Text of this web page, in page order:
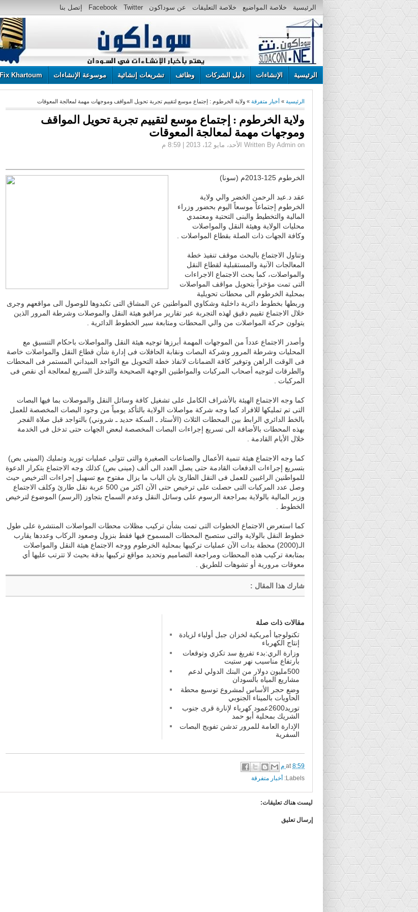
الرئيسية خلاصة المواضيع خلاصة التعليقات عن سوداكون Twitter
Facebook إتصل بنا
الرئيسية الإنشاءات دليل الشركات وظائف تشريعات إنشائية موسوعة الإنشاءات Fix Khartoum
الرئيسية » أخبار متفرقة » ولاية الخرطوم : إجتماع موسع لتقييم تجربة تحويل المواقف وموجهات مهمة لمعالجة المعوقات
ولاية الخرطوم : إجتماع موسع لتقييم تجربة تحويل المواقف
وموجهات مهمة لمعالجة المعوقات
Written By Admin on الأحد، مايو 12، 2013 | 8:59 م
الخرطوم 125-2013م (سونا)
عقد د.عبد الرحمن الخضر والي ولاية
الخرطوم إجتماعاً موسعاً اليوم بحضور وزراء
المالية والتخطيط والبنى التحتية ومعتمدي
محليات الولاية وهيئة النقل والمواصلات
وكافة الجهات ذات الصلة بقطاع المواصلات .
وتناول الاجتماع بالبحث موقف تنفيذ خطة
المعالجات الآنية والمستقبلية لقطاع النقل
والمواصلات، كما بحث الاجتماع الاجراءات
التى تمت مؤخراً بتحويل مواقف المواصلات
بمحلية الخرطوم الى محطات تحويلية
وربطها بخطوط دائرية داخلية وشكاوي المواطنين عن المشاق التى تكبدوها للوصول الى مواقعهم وجرى
خلال الاجتماع تقييم دقيق لهذه التجربة عبر تقارير مراقبو هيئة النقل والموصلات وشرطة المرور الذين
يتولون حركة المواصلات من والي المحطات ومتابعة سير الخطوط الدائرية .
وأصدر الاجتماع عدداً من الموجهات المهمة أبرزها توجيه هيئة النقل والمواصلات باحكام التنسيق مع
المحليات وشرطة المرور وشركة البصات ونقابة الحافلات فى إدارة شأن قطاع النقل والمواصلات خاصة
فى الوقت الراهن وتوفير كافة الضمانات لانفاذ خطة التحويل مع التواجد الميداني المستمر فى المحطات
والطرقات لتوجيه أصحاب المركبات والمواطنين الوجهة الصحيحة والتدخل السريع لمعالجة أي نقص فى
المركبات .
كما وجه الاجتماع الهيئة بالأشراف الكامل على تشغيل كافة وسائل النقل والموصلات بما فيها البصات
التى تم تمليكها للافراد كما وجه شركة مواصلات الولاية بالتأكد يومياً من وجود البصات المخصصة للعمل
بالخط الدائري الرابط بين المحطات الثلاث (الأستاد ـ السكة حديد ـ شروني) بالتواجد قبل صلاة الفجر
بهذه المحطات بالأضافة الى تسريع إجراءات البصات المخصصة لبعض الجهات حتى تدخل فى الخدمة
خلال الأيام القادمة .
كما وجه الاجتماع هيئة تنمية الأعمال والصناعات الصغيرة والتى تتولى عمليات توريد وتمليك (المينى بص)
بتسريع إجراءات الدفعات القادمة حتى يصل العدد الى ألف (مينى بص) كذلك وجه الاجتماع بتكرار الدعوة
للمواطنين الراغبين للعمل فى النقل الطارئ بان الباب ما يزال مفتوح مع تسهيل إجراءات الترخيص حيث
وصل عدد المركبات التى حصلت على ترخيص حتى الآن اكثر من 500 عربة نقل طارئ وكلف الاجتماع
وزير المالية بالولاية بمراجعة الرسوم على وسائل النقل وعدم السماح بتجاوز (الرسم) الموضوع لترخيص
الخطوط .
كما استعرض الاجتماع الخطوات التى تمت بشأن تركيب مظلات محطات المواصلات المنتشرة على طول
خطوط النقل بالولاية والتى ستصبح المحطات المسموح فيها فقط بنزول وصعود الركاب وعددها يقارب
الـ(2000) محطة بدات الآن عمليات تركيبها بمحلية الخرطوم ووجه الاجتماع هيئة النقل والمواصلات
بمتابعة تركيب هذه المحطات ومراجعة التصاميم وتحديد مواقع تركيبها بدقة بحيث لا تترتب عليها أي
معوقات مرورية أو تشوهات للطريق .
شارك هذا المقال :
مقالات ذات صلة
تكنولوجيا أمريكية لخزان جبل أولياء لزيادة
إنتاج الكهرباء
وزارة الري:بدء تفريغ سد تكزي وتوقعات
بارتفاع مناسيب نهر ستيت
500مليون دولار من البنك الدولي لدعم
مشاريع المياه بالسودان
وضع حجر الأساس لمشروع توسيع محطة
الحاويات بالميناء الجنوبي
توريد2600عمود كهرباء لإنارة قرى جنوب
الشريك بمحلية أبو حمد
الإدارة العامة للمرور تدشن تفويج البصات
السفرية
at8:59 م
Labels:
أخبار متفرقة
ليست هناك تعليقات:
إرسال تعليق